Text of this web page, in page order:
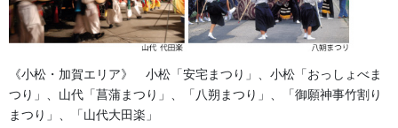
カテゴリー 獅子舞・衣裳・別仕立・小物
獅子舞・衣裳・別仕立・小物
前の記事
なぎなた、丸棒、太刀、三つ
《小松・加賀エリア》 小松「安宅まつり」、小松「おっしょべま
つり」、山代「菖蒲まつり」、「八朔まつり」、「御願神事竹割り
まつり」、「山代大田楽」